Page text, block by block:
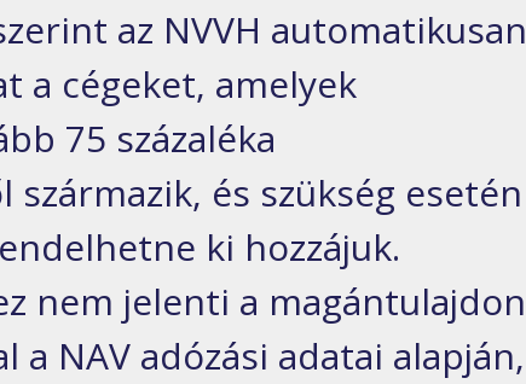
az NVVH automatikusan
a cégeket, amelyek
75 százaléka
származik, és szükség esetén
ki hozzájuk.
nem jelenti a magántulajdon
a NAV adózási adatai alapján,